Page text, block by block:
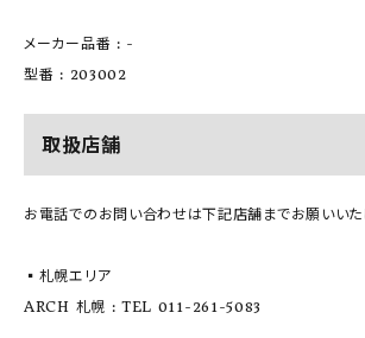
メーカー品番 : -
型番 : 203002
取扱店舗
お電話でのお問い合わせは下記店舗までお願いいた
▪️札幌エリア
ARCH 札幌 : TEL 011-261-5083